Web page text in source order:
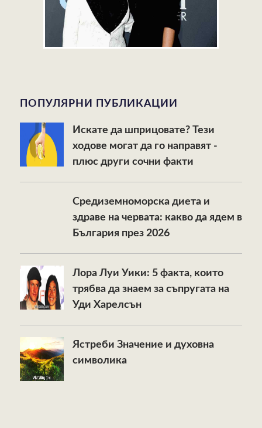
ПОПУЛЯРНИ ПУБЛИКАЦИИ
Искате да шприцовате? Тези
ходове могат да го направят -
плюс други сочни факти
Средиземноморска диета и
здраве на червата: какво да ядем в
България през 2026
Лора Луи Уики: 5 факта, които
трябва да знаем за съпругата на
Уди Харелсън
Ястреби Значение и духовна
символика